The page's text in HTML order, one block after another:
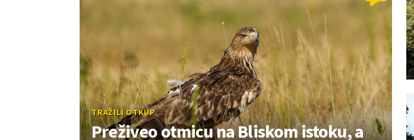
TRAŽILI OTKUP
Preživeo otmicu na Bliskom istoku, a